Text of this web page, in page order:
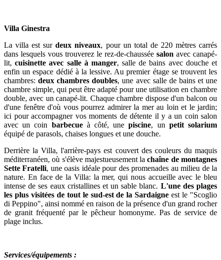
Villa Ginestra
La villa est surdeux niveaux, pour un total de 220 mètres carrés
dans lesquels vous trouverez le rez-de-chaussée salon avec canapé-
lit,cuisinette avec salle à manger, salle de bains avec douche et
enfin un espace dédié à la lessive. Au premier étage se trouvent les
chambres:deux chambres doubles, une avec salle de bains et une
chambre simple, qui peut être adapté pour une utilisation en chambre
double, avec un canapé-lit. Chaque chambre dispose d'un balcon ou
d'une fenêtre d'où vous pourrez admirer la mer au loin et le jardin;
ici pour accompagner vos moments de détente il y a un coin salon
avec un coin barbecueà côté, unepiscine, un petit solarium
équipé de parasols, chaises longues et une douche.
Derrière la Villa, l'arrière-pays est couvert des couleurs du maquis
méditerranéen, où s'élève majestueusement la chaîne de montagnes
Sette Fratelli, une oasis idéale pour des promenades au milieu de la
nature. En face de la Villa: la mer, qui nous accueille avec le bleu
intense de ses eaux cristallines et un sable blanc. L'une des plages
les plus visitées de tout le sud-est de la Sardaigne est le "Scoglio
di Peppino", ainsi nommé en raison de la présence d'un grand rocher
de granit fréquenté par le pêcheur homonyme. Pas de service de
plage inclus.
Services/équipements :